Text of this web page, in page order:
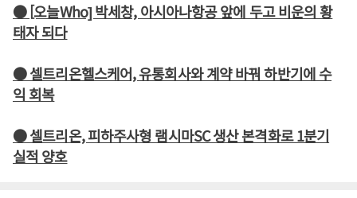
● [오늘Who] 박세창, 아시아나항공 앞에 두고 비운의 황
태자 되다
● 셀트리온헬스케어, 유통회사와 계약 바꿔 하반기에 수
익 회복
● 셀트리온, 피하주사형 램시마SC 생산 본격화로 1분기
실적 양호